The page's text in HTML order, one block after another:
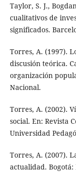
Taylor, S. J.,
cualitativos de
significados.
Torres, A. (1997).
discusión teórica.
organización
Nacional.
Torres, A. (2002).
social. En: Revista
Universidad
Torres, A. (2007).
actualidad.